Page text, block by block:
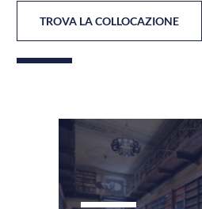
TROVA LA COLLOCAZIONE